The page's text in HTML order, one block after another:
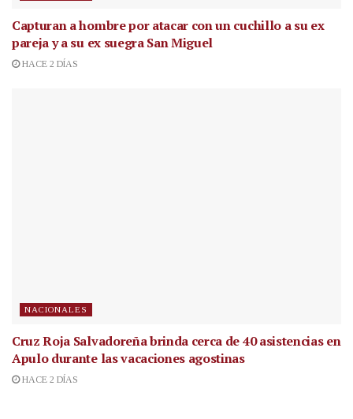
Capturan a hombre por atacar con un cuchillo a su ex
pareja y a su ex suegra San Miguel
HACE 2 DÍAS
NACIONALES
Cruz Roja Salvadoreña brinda cerca de 40 asistencias en
Apulo durante las vacaciones agostinas
HACE 2 DÍAS